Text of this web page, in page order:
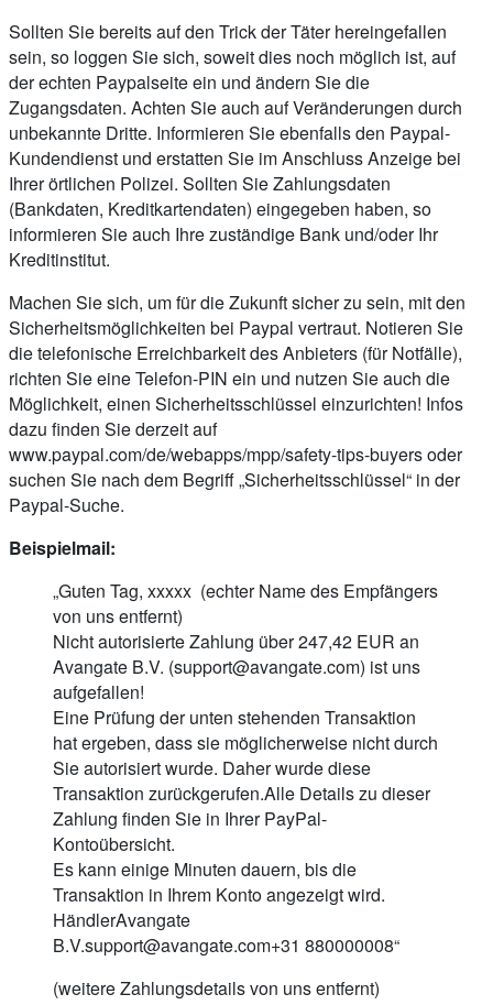
Sollten Sie bereits auf den Trick der Täter hereingefallen
sein, so loggen Sie sich, soweit dies noch möglich ist, auf
der echten Paypalseite ein und ändern Sie die
Zugangsdaten. Achten Sie auch auf Veränderungen durch
unbekannte Dritte. Informieren Sie ebenfalls den Paypal-
Kundendienst und erstatten Sie im Anschluss Anzeige bei
Ihrer örtlichen Polizei. Sollten Sie Zahlungsdaten
(Bankdaten, Kreditkartendaten) eingegeben haben, so
informieren Sie auch Ihre zuständige Bank und/oder Ihr
Kreditinstitut.
Machen Sie sich, um für die Zukunft sicher zu sein, mit den
Sicherheitsmöglichkeiten bei Paypal vertraut. Notieren Sie
die telefonische Erreichbarkeit des Anbieters (für Notfälle),
richten Sie eine Telefon-PIN ein und nutzen Sie auch die
Möglichkeit, einen Sicherheitsschlüssel einzurichten! Infos
dazu finden Sie derzeit auf
www.paypal.com/de/webapps/mpp/safety-tips-buyers oder
suchen Sie nach dem Begriff „Sicherheitsschlüssel“ in der
Paypal-Suche.
Beispielmail:
„Guten Tag, xxxxx (echter Name des Empfängers
von uns entfernt)
Nicht autorisierte Zahlung über 247,42 EUR an
Avangate B.V. (support@avangate.com) ist uns
aufgefallen!
Eine Prüfung der unten stehenden Transaktion
hat ergeben, dass sie möglicherweise nicht durch
Sie autorisiert wurde. Daher wurde diese
Transaktion zurückgerufen.Alle Details zu dieser
Zahlung finden Sie in Ihrer PayPal-
Kontoübersicht.
Es kann einige Minuten dauern, bis die
Transaktion in Ihrem Konto angezeigt wird.
HändlerAvangate
B.V.support@avangate.com+31 880000008“
(weitere Zahlungsdetails von uns entfernt)